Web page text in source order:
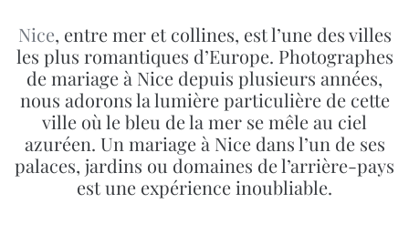
Nice, entre mer et collines, est l’une des villes
les plus romantiques d’Europe. Photographes
de mariage à Nice depuis plusieurs années,
nous adorons la lumière particulière de cette
ville où le bleu de la mer se mêle au ciel
azuréen. Un mariage à Nice dans l’un de ses
palaces, jardins ou domaines de l’arrière-pays
est une expérience inoubliable.